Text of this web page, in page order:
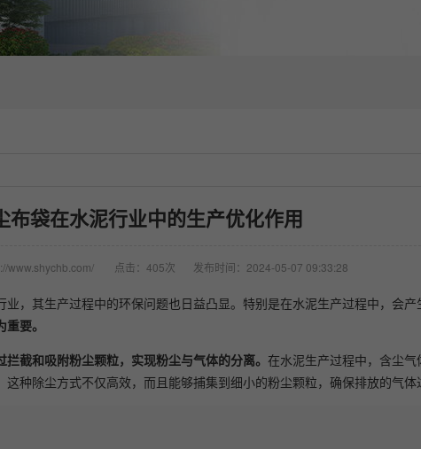
布袋在水泥行业中的生产优化作用
www.shychb.com/ 点击：405次 发布时间：2024-05-07 09:33:28
，其生产过程中的环保问题也日益凸显。特别是在水泥生产过程中，会产
要。
截和吸附粉尘颗粒，实现粉尘与气体的分离。 在水泥生产过程中，含尘气
种除尘方式不仅高效，而且能够捕集到细小的粉尘颗粒，确保排放的气体